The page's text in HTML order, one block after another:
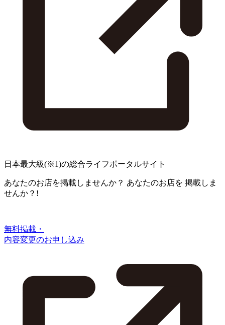
日本最大級(※1)の総合ライフポータルサイト
あなたのお店を掲載しませんか？ あなたのお店を 掲載しま
せんか？!
無料掲載・
内容変更のお申し込み